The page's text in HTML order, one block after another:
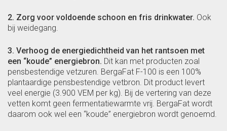
2. Zorg voor voldoende schoon en fris drinkwater. Ook
bij weidegang.
3. Verhoog de energiedichtheid van het rantsoen met
een “koude” energiebron. Dit kan met producten zoal
pensbestendige vetzuren. BergaFat F-100 is een 100%
plantaardige pensbestendige vetbron. Dit product levert
veel energie (3.900 VEM per kg). Bij de vertering van deze
vetten komt geen fermentatiewarmte vrij. BergaFat wordt
daarom ook wel een “koude” energiebron wordt genoemd.